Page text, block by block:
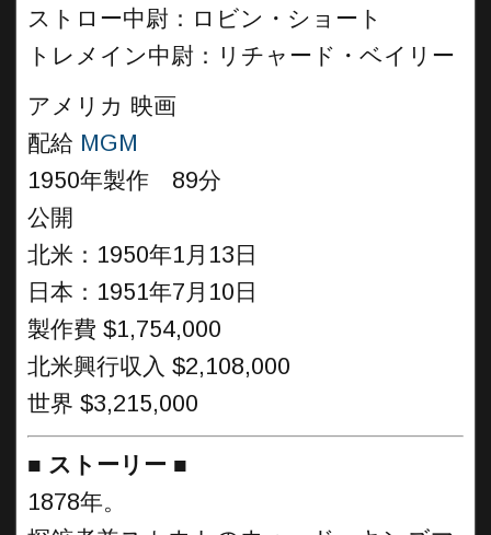
ストロー中尉：ロビン・ショート
トレメイン中尉：リチャード・ベイリー
アメリカ 映画
配給 MGM
1950年製作 89分
公開
北米：1950年1月13日
日本：1951年7月10日
製作費 $1,754,000
北米興行収入 $2,108,000
世界 $3,215,000
■ ストーリー ■
1878年。